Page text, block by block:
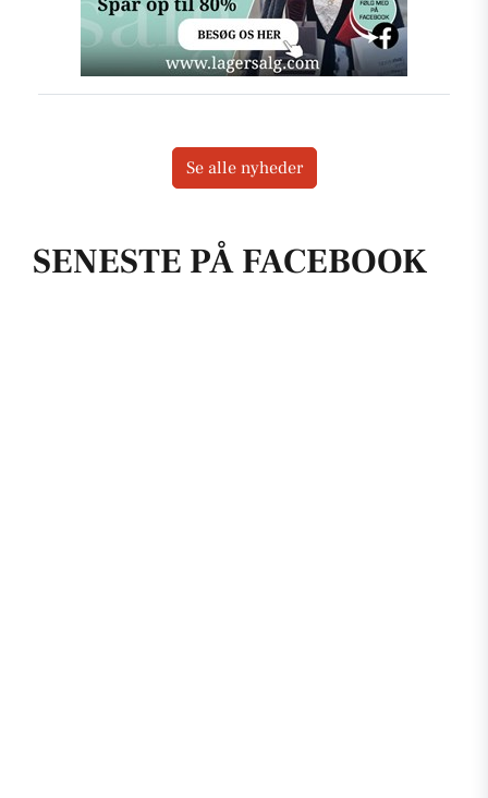
SENESTE PÅ FACEBOOK
Se alle nyheder